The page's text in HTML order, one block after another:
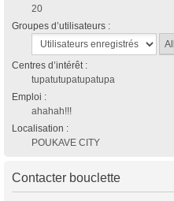
20
Groupes d’utilisateurs :
Centres d’intérêt :
tupatutupatupatupa
Emploi :
ahahah!!!
Localisation :
POUKAVE CITY
Contacter bouclette